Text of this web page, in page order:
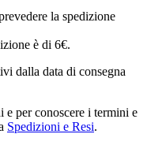
la spedizione
è di 6€.
dalla data di consegna
per conoscere i termini e
Spedizioni e Resi.